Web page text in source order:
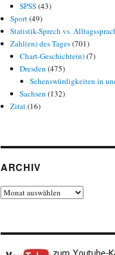
SPSS(43)
Sport(49)
Statistik-Sprech vs.
Zahl(en) des Tages(701)
Chart-Geschichte(n)(7)
Dresden (475)
Sehenswürdigkeiten in
Sachsen (132)
Zitat(16)
ARCHIV
Archiv